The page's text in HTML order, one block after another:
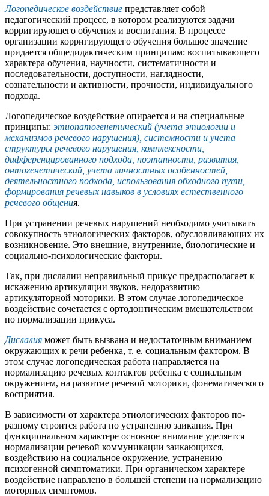
Логопедическое воздействие представляет собой
педагогический процесс, в котором реализуются задачи
корригирующего обучения и воспитания. В процессе
организации корригирующего обучения большое значение
придается общедидактическим принципам: воспитывающего
характера обучения, научности, систематичности и
последовательности, доступности, наглядности,
сознательности и активности, прочности, индивидуального
подхода.
Логопедическое воздействие опирается и на специальные
принципы: этиопатогенетический (учета этиологии и
механизмов речевого нарушения), системности и учета
структуры речевого нарушения, комплексности,
дифференцированного подхода, поэтапности, развития,
онтогенетический, учета личностных особенностей,
деятельностного подхода, использования обходного пути,
формирования речевых навыков в условиях естественного
речевого общения.
При устранении речевых нарушений необходимо учитывать
совокупность этиологических факторов, обусловливающих их
возникновение. Это внешние, внутренние, биологические и
социально-психологические факторы.
Так, при дислалии неправильный прикус предрасполагает к
искажению артикуляции звуков, недоразвитию
артикуляторной моторики. В этом случае логопедическое
воздействие сочетается с ортодонтическим вмешательством
по нормализации прикуса.
Дислалия может быть вызвана и недостаточным вниманием
окружающих к речи ребенка, т. е. социальным фактором. В
этом случае логопедическая работа направляется на
нормализацию речевых контактов ребенка с социальным
окружением, на развитие речевой моторики, фонематического
восприятия.
В зависимости от характера этиологических факторов по-
разному строится работа по устранению заикания. При
функциональном характере основное внимание уделяется
нормализации речевой коммуникации заикающихся,
воздействию на социальное окружение, устранению
психогенной симптоматики. При органическом характере
воздействие направлено в большей степени на нормализацию
моторных симптомов.